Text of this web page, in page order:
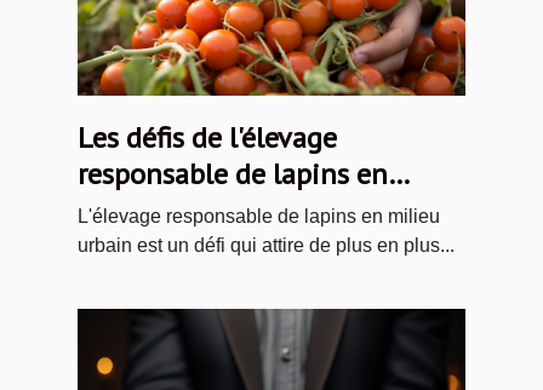
Les défis de l'élevage
responsable de lapins en
milieu urbain
L'élevage responsable de lapins en milieu
urbain est un défi qui attire de plus en plus...